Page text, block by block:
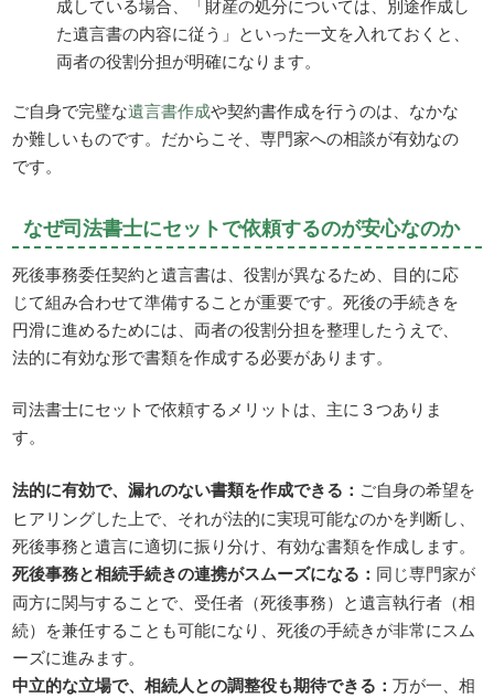
成している場合、「財産の処分については、別途作成し
た遺言書の内容に従う」といった一文を入れておくと、
両者の役割分担が明確になります。
ご自身で完璧な遺言書作成や契約書作成を行うのは、なかな
か難しいものです。だからこそ、専門家への相談が有効なの
です。
なぜ司法書士にセットで依頼するのが安心なのか
死後事務委任契約と遺言書は、役割が異なるため、目的に応
じて組み合わせて準備することが重要です。死後の手続きを
円滑に進めるためには、両者の役割分担を整理したうえで、
法的に有効な形で書類を作成する必要があります。
司法書士にセットで依頼するメリットは、主に３つありま
す。
法的に有効で、漏れのない書類を作成できる： ご自身の希望を
ヒアリングした上で、それが法的に実現可能なのかを判断し、
死後事務と遺言に適切に振り分け、有効な書類を作成します。
死後事務と相続手続きの連携がスムーズになる： 同じ専門家が
両方に関与することで、受任者（死後事務）と遺言執行者（相
続）を兼任することも可能になり、死後の手続きが非常にスム
ーズに進みます。
中立的な立場で、相続人との調整役も期待できる：万が一、相